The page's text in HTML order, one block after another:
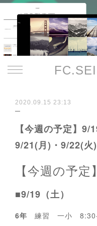
2020.09.15 23:13
【今週の予定】9/
9/21(月)・9/22(火)
【今週の予定】
■9/19（土）
6年 練習 一小 8:30-